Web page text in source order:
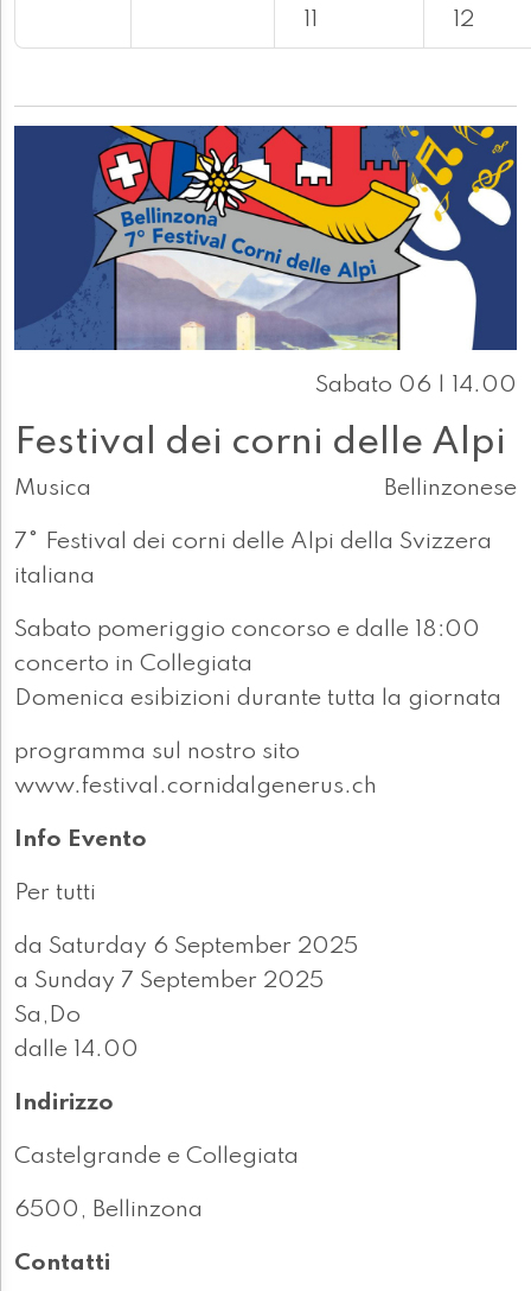
11
12
Sabato 06 | 14.00
Festival dei corni delle Alpi
Musica Bellinzonese
7° Festival dei corni delle Alpi della Svizzera
italiana
Sabato pomeriggio concorso e dalle 18:00
concerto in Collegiata
Domenica esibizioni durante tutta la giornata
programma sul nostro sito
www.festival.cornidalgenerus.ch
Info Evento
Per tutti
da Saturday 6 September 2025
a Sunday 7 September 2025
Sa,Do
dalle 14.00
Indirizzo
Castelgrande e Collegiata
6500, Bellinzona
Contatti